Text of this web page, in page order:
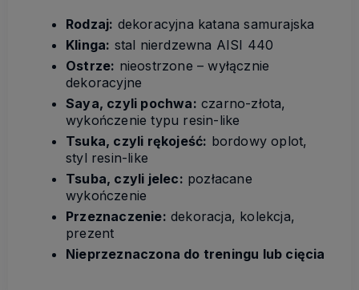
Rodzaj: dekoracyjna katana samurajska
Klinga: stal nierdzewna AISI 440
Ostrze: nieostrzone – wyłącznie
dekoracyjne
Saya, czyli pochwa: czarno-złota,
wykończenie typu resin-like
Tsuka, czyli rękojeść: bordowy oplot,
styl resin-like
Tsuba, czyli jelec: pozłacane
wykończenie
Przeznaczenie: dekoracja, kolekcja,
prezent
Nieprzeznaczona do treningu lub cięcia